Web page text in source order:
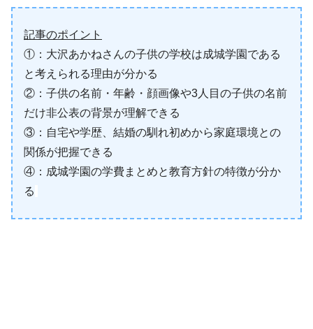
記事のポイント
①：大沢あかねさんの子供の学校は成城学園である
と考えられる理由が分かる
②：子供の名前・年齢・顔画像や3人目の子供の名前
だけ非公表の背景が理解できる
③：自宅や学歴、結婚の馴れ初めから家庭環境との
関係が把握できる
④：成城学園の学費まとめと教育方針の特徴が分か
る